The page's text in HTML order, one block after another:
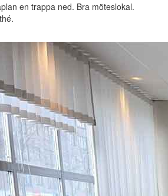
en trappa ned. Bra möteslokal.